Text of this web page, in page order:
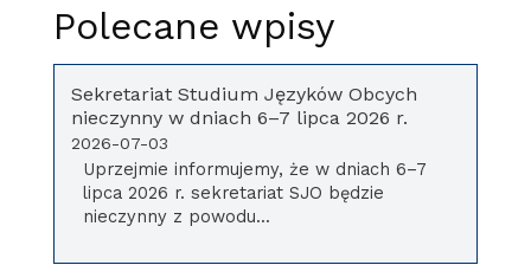
Polecane wpisy
Sekretariat Studium Języków Obcych
nieczynny w dniach 6–7 lipca 2026 r.
2026-07-03
Uprzejmie informujemy, że w dniach 6–7
lipca 2026 r. sekretariat SJO będzie
nieczynny z powodu...